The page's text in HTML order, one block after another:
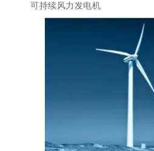
可持续风力发电机